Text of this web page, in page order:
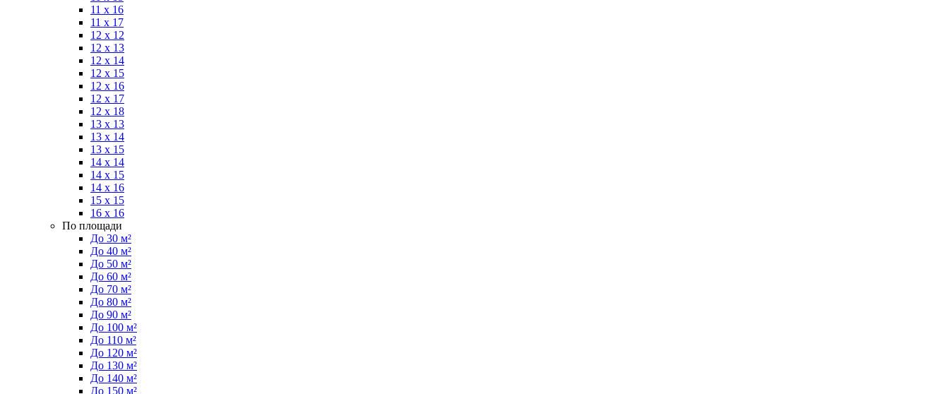
11 x 16
11 x 17
12 x 12
12 x 13
12 x 14
12 x 15
12 x 16
12 x 17
12 x 18
13 x 13
13 x 14
13 x 15
14 x 14
14 x 15
14 x 16
15 x 15
16 x 16
По площади
До 30 м²
До 40 м²
До 50 м²
До 60 м²
До 70 м²
До 80 м²
До 90 м²
До 100 м²
До 110 м²
До 120 м²
До 130 м²
До 140 м²
До 150 м²